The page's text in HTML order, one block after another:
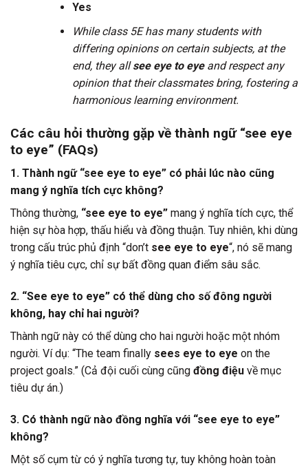
Yes
While class 5E has many students with
differing opinions on certain subjects, at the
end, they allsee eye to eyeand respect any
opinion that their classmates bring, fostering a
harmonious learning environment.
Các câu hỏi thường gặp về thành ngữ “see eye
to eye” (FAQs)
1. Thành ngữ “see eye to eye” có phải lúc nào cũng
mang ý nghĩa tích cực không?
Thông thường, “see eye to eye” mang ý nghĩa tích cực, thể
hiện sự hòa hợp, thấu hiểu và đồng thuận. Tuy nhiên, khi dùng
trong cấu trúc phủ định “don’t see eye to eye“, nó sẽ mang
ý nghĩa tiêu cực, chỉ sự bất đồng quan điểm sâu sắc.
2. “See eye to eye” có thể dùng cho số đông người
không, hay chỉ hai người?
Thành ngữ này có thể dùng cho hai người hoặc một nhóm
người. Ví dụ: “The team finally sees eye to eye on the
project goals.” (Cả đội cuối cùng cũng đồng điệu về mục
tiêu dự án.)
3. Có thành ngữ nào đồng nghĩa với “see eye to eye”
không?
Một số cụm từ có ý nghĩa tương tự, tuy không hoàn toàn